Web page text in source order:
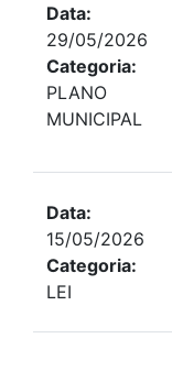
Data:
29/05/2026
Categoria:
PLANO
MUNICIPAL
Data:
15/05/2026
Categoria:
LEI